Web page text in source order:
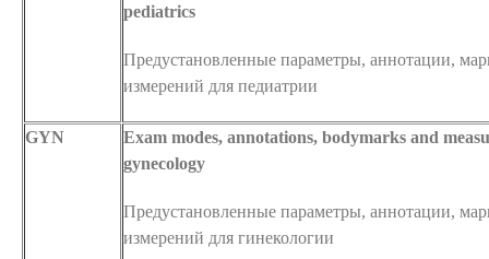
pediatrics
Предустановленные параметры, аннотации,
измерений для педиатрии
GYN
Exam modes, annotations, bodymarks and
gynecology
Предустановленные параметры, аннотации,
измерений для гинекологии